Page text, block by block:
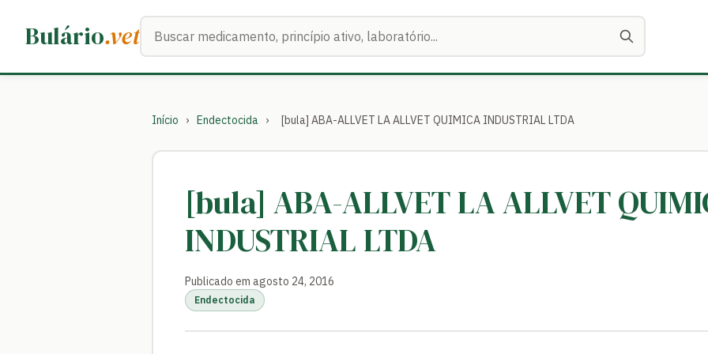
Bulário.vetBuscar medicamentos
Início › Endectocida › [bula] ABA-ALLVET LA ALLVET QUIMICA INDUSTRIAL LTDA
[bula] ABA-ALLVET LA ALLVET
INDUSTRIAL LTDA
Publicado em agosto 24, 2016
Endectocida